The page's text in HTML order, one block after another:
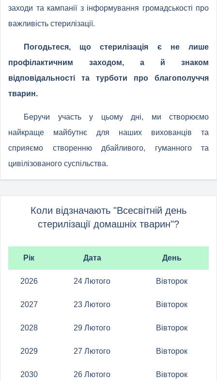
заходи та кампанії з інформування громадськості про
важливість стерилізації.
Погодьтеся, що стерилізація є не лише
профілактичним заходом, а й знаком
відповідальності та турботи про благополуччя
тварин.
Беручи участь у цьому дні, ми створюємо
найкраще майбутнє для наших вихованців та
сприяємо створенню дбайливого, гуманного та
цивілізованого суспільства.
Коли відзначають "Всесвітній день
стерилізації домашніх тварин"?
Рік Дата День
2026 24 Лютого Вівторок
2027 23 Лютого Вівторок
2028 29 Лютого Вівторок
2029 27 Лютого Вівторок
2030 26 Лютого Вівторок